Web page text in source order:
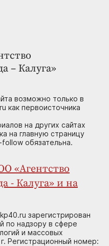
– Калуга»
возможно только в
как первоисточника
на других сайтах
на главную страницу
обязательна.
«Агентство
- Калуга» и на
зарегистрирован
по надзору в сфере
и массовых
Регистрационный номер: